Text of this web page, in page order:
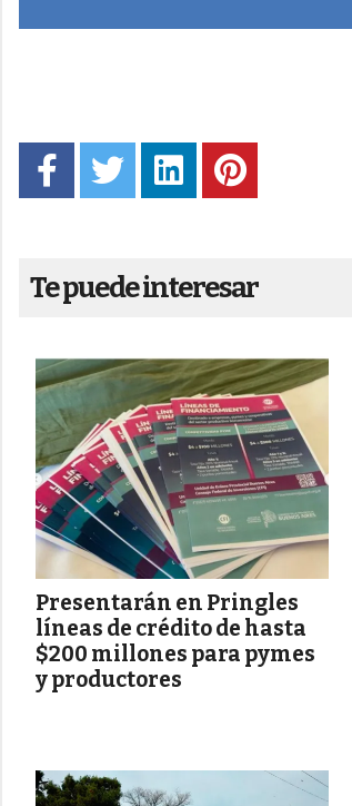
Te puede interesar
Presentarán en Pringles
líneas de crédito de hasta
$200 millones para pymes
y productores